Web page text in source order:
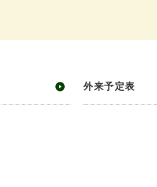
外来予定表